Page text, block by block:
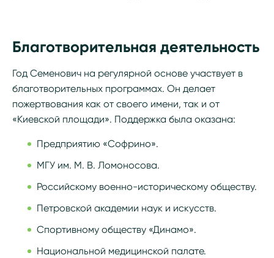
Благотворительная деятельность
Год Семенович на регулярной основе участвует в
благотворительных программах. Он делает
пожертвования как от своего имени, так и от
«Киевской площади». Поддержка была оказана:
Предприятию «Софрино».
МГУ им. М. В. Ломоносова.
Российскому военно-историческому обществу.
Петровской академии наук и искусств.
Спортивному обществу «Динамо».
Национальной медицинской палате.